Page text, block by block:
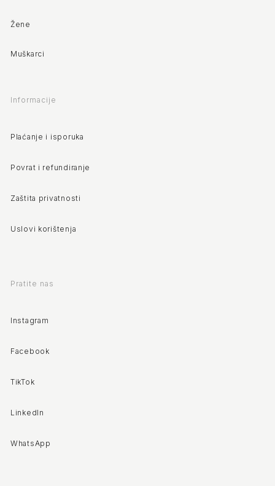
Žene
Muškarci
Informacije
Plaćanje i isporuka
Povrat i refundiranje
Zaštita privatnosti
Uslovi korištenja
Pratite nas
Instagram
Facebook
TikTok
LinkedIn
WhatsApp